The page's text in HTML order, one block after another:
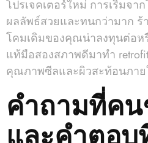
โปรเจคเตอร์ใหม่ การเริ่มจ
ผลลัพธ์สวยและทนกว่ามาก ร้
โคมเดิมของคุณน่าลงทุนต่อห
แท้มือสองสภาพดีมาทำ
คุณภาพซีลและผิวสะท้อนภา
คำถามที่ค
และคำตอบ